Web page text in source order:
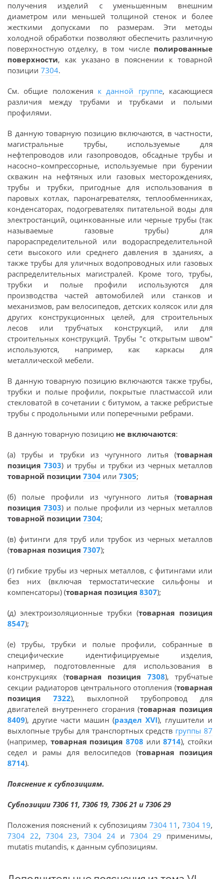
получения изделий с уменьшенным внешним
диаметром или меньшей толщиной стенок и более
жесткими допусками по размерам. Эти методы
холодной обработки позволяют обеспечить различную
поверхностную отделку, в том числе полированные
поверхности, как указано в пояснении к товарной
позиции 7304.
См. общие положения к данной группе, касающиеся
различия между трубами и трубками и полыми
профилями.
В данную товарную позицию включаются, в частности,
магистральные трубы, используемые для
нефтепроводов или газопроводов, обсадные трубы и
насосно–компрессорные, используемые при бурении
скважин на нефтяных или газовых месторождениях,
трубы и трубки, пригодные для использования в
паровых котлах, паронагревателях, теплообменниках,
конденсаторах, подогревателях питательной воды для
электростанций, оцинкованные или черные трубы (так
называемые газовые трубы) для
парораспределительной или водораспределительной
сети высокого или среднего давления в зданиях, а
также трубы для уличных водопроводных или газовых
распределительных магистралей. Кроме того, трубы,
трубки и полые профили используются для
производства частей автомобилей или станков и
механизмов, рам велосипедов, детских колясок или для
других конструкционных целей, для строительных
лесов или трубчатых конструкций, или для
строительных конструкций. Трубы "с открытым швом"
используются, например, как каркасы для
металлической мебели.
В данную товарную позицию включаются также трубы,
трубки и полые профили, покрытые пластмассой или
стекловатой в сочетании с битумом, а также ребристые
трубы с продольными или поперечными ребрами.
В данную товарную позицию не включаются:
(а) трубы и трубки из чугунного литья (товарная
позиция7303) и трубы и трубки из черных металлов
товарной позиции 7304 или 7305;
(б) полые профили из чугунного литья (товарная
позиция7303) и полые профили из черных металлов
товарной позиции 7304;
(в) фитинги для труб или трубок из черных металлов
(товарная позиция 7307);
(г) гибкие трубы из черных металлов, с фитингами или
без них (включая термостатические сильфоны и
компенсаторы) (товарная позиция 8307);
(д) электроизоляционные трубки (товарная позиция
8547);
(е) трубы, трубки и полые профили, собранные в
специфические идентифицируемые изделия,
например, подготовленные для использования в
конструкциях (товарная позиция 7308), трубчатые
секции радиаторов центрального отопления (товарная
позиция 7322), выхлопной трубопровод для
двигателей внутреннего сгорания (товарная позиция
8409), другие части машин (раздел XVI), глушители и
выхлопные трубы для транспортных средств группы 87
(например, товарная позиция8708 или 8714), стойки
седел и рамы для велосипедов (товарная позиция
8714).
Пояснение к субпозициям.
Субпозиции 7306 11, 7306 19, 7306 21 и 7306 29
Положения пояснений к субпозициям 7304 11 , 7304 19,
7304 22, 7304 23, 7304 24 и 7304 29 применимы,
mutatis mutandis, к данным субпозициям.